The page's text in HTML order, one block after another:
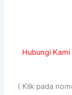
Hubungi
( Klik pada